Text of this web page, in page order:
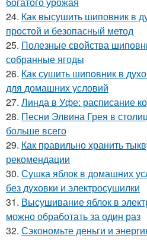
24. Как высушить шиповник в
простой и безопасный метод
25. Полезные свойства
собранные ягоды
26. Как сушить шиповник в
для домашних условий
27. Линда в Уфе: расписание
28. Песни Элвина Грея в
больше всего
29. Как правильно хранить
рекомендации
30. Сушка яблок в домашних
без духовки и электросушилки
31. Высушивание яблок в
можно обработать за один раз
32. Сэкономьте деньги и